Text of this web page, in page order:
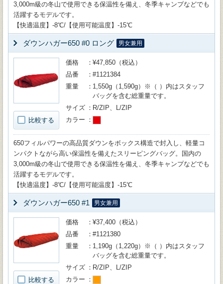
3,000m級の冬山で使用できる保温性を備え、冬季キャンプなどでも
活躍するモデルです。
【快適温度】-8℃/【使用可能温度】-15℃
ダウンハガー650 #0 ロング 男女兼用
比較する
価格
¥47,850（税込）
品番
#1121384
重量
1,550g（1,590g）※（ ）内はスタッフ
バッグを含む総重量です。
サイズ
R/ZIP、L/ZIP
カラー
650フィルパワーの高品質ダウンをボックス構造で封入し、軽量コ
ンパクトながら高い保温性を備えたスリーピングバッグ。国内の
3,000m級の冬山で使用できる保温性を備え、冬季キャンプなどでも
活躍するモデルです。
【快適温度】-8℃/【使用可能温度】-15℃
ダウンハガー650 #1 男女兼用
比較する
価格
¥37,400（税込）
品番
#1121380
重量
1,190g（1,220g）※（ ）内はスタッフ
バッグを含む総重量です。
サイズ
R/ZIP、L/ZIP
カラー